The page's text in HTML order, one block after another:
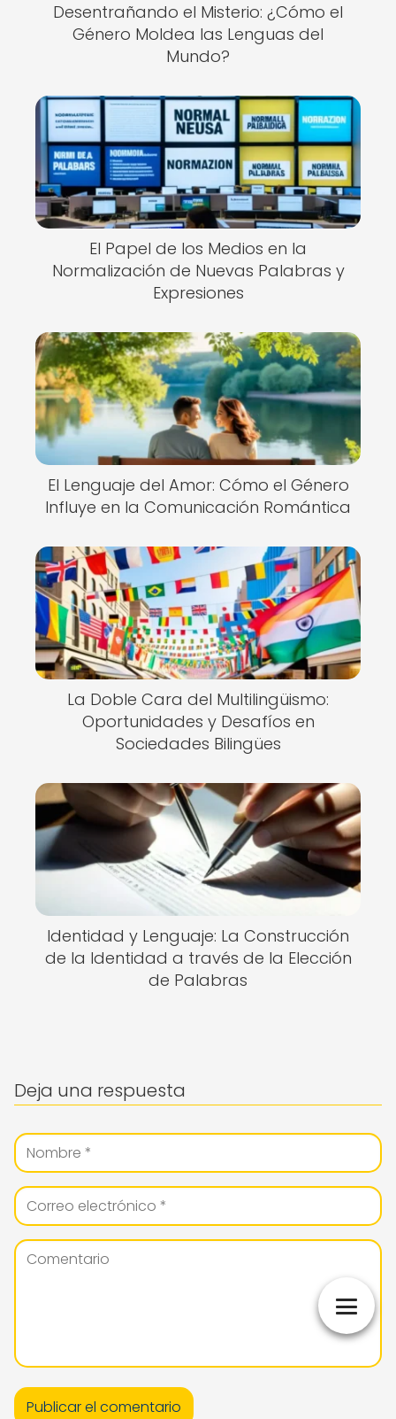
Desentrañando el Misterio: ¿Cómo el
Género Moldea las Lenguas del
Mundo?
El Papel de los Medios en la
Normalización de Nuevas Palabras y
Expresiones
El Lenguaje del Amor: Cómo el Género
Influye en la Comunicación Romántica
La Doble Cara del Multilingüismo:
Oportunidades y Desafíos en
Sociedades Bilingües
Identidad y Lenguaje: La Construcción
de la Identidad a través de la Elección
de Palabras
Deja una respuesta